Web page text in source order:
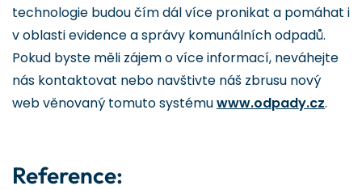
technologie budou čím dál více pronikat a pomáhat i
v oblasti evidence a správy komunálních odpadů.
Pokud byste měli zájem o více informací, neváhejte
nás kontaktovat nebo navštivte náš zbrusu nový
web věnovaný tomuto systémuwww.odpady.cz.
Reference: